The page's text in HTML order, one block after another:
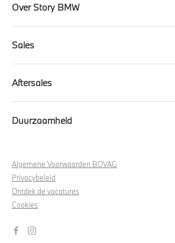
Over Story BMW
Sales
Aftersales
Duurzaamheid
Algemene Voorwaarden BOVAG
Privacybeleid
Ontdek de vacatures
Cookies